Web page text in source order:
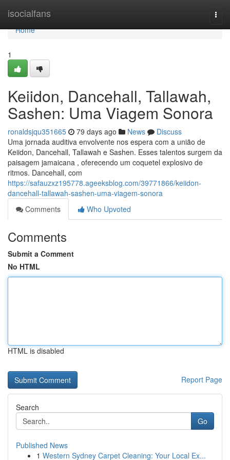
isocialfans
Home
Home
1
Keiidon, Dancehall, Tallawah,
Sashen: Uma Viagem Sonora
ronaldsjqu351665 79 days ago News
Discuss
Uma jornada auditiva envolvente nos espera com a união de
Keiidon, Dancehall, Tallawah e Sashen. Esses talentos surgem da
paisagem jamaicana , oferecendo um coquetel explosivo de
ritmos. Dancehall, com
https://safauzxz195778.ageeksblog.com/39771866/keiidon-
dancehall-tallawah-sashen-uma-viagem-sonora
Comments
Who Upvoted
Comments
Submit a Comment
No HTML
HTML is disabled
Report Page
Search
Go
Published News
1 Western Sydney Carpet Cleaning: Your Local Ex...